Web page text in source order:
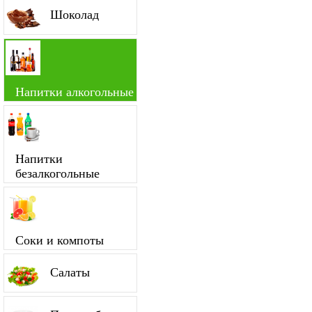
Шоколад
Напитки алкогольные
Напитки
безалкогольные
Соки и компоты
Салаты